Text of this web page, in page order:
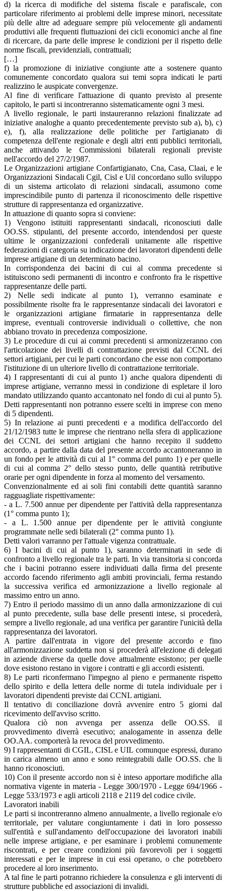
d) la ricerca di modifiche del sistema fiscale e parafiscale, con
particolare riferimento ai problemi delle imprese minori, necessitate
più delle altre ad adeguare sempre più velocemente gli andamenti
produttivi alle frequenti fluttuazioni dei cicli economici anche al fine
di ricercare, da parte delle imprese le condizioni per il rispetto delle
norme fiscali, previdenziali, contrattuali;
[…]
f) la promozione di iniziative congiunte atte a sostenere quanto
comunemente concordato qualora sui temi sopra indicati le parti
realizzino le auspicate convergenze.
Al fine di verificare l'attuazione di quanto previsto al presente
capitolo, le parti si incontreranno sistematicamente ogni 3 mesi.
A livello regionale, le parti instaureranno relazioni finalizzate ad
iniziative analoghe a quanto precedentemente previsto sub a), b), c)
e), f), alla realizzazione delle politiche per l'artigianato di
competenza dell'ente regionale e degli altri enti pubblici territoriali,
anche attivando le Commissioni bilaterali regionali previste
nell'accordo del 27/2/1987.
Le Organizzazioni artigiane Confartigianato, Cna, Casa, Claai, e le
Organizzazioni Sindacali Cgil, Cisl e Uil concordano sullo sviluppo
di un sistema articolato di relazioni sindacali, assumono come
imprescindibile punto di partenza il riconoscimento delle rispettive
strutture di rappresentanza ed organizzative.
In attuazione di quanto sopra si conviene:
1) Vengono istituiti rappresentanti sindacali, riconosciuti dalle
OO.SS. stipulanti, del presente accordo, intendendosi per queste
ultime le organizzazioni confederali unitamente alle rispettive
federazioni di categoria su indicazione dei lavoratori dipendenti delle
imprese artigiane di un determinato bacino.
In corrispondenza dei bacini di cui al comma precedente si
istituiscono sedi permanenti di incontro e confronto fra le rispettive
rappresentanze delle parti.
2) Nelle sedi indicate al punto 1), verranno esaminate e
possibilmente risolte fra le rappresentanze sindacali dei lavoratori e
le organizzazioni artigiane firmatarie in rappresentanza delle
imprese, eventuali controversie individuali o collettive, che non
abbiano trovato in precedenza composizione.
3) Le procedure di cui ai commi precedenti si armonizzeranno con
l'articolazione dei livelli di contrattazione previsti dal CCNL dei
settori artigiani, per cui le parti concordano che esse non comportano
l'istituzione di un ulteriore livello di contrattazione territoriale.
4) I rappresentanti di cui al punto 1) anche qualora dipendenti di
imprese artigiane, verranno messi in condizione di espletare il loro
mandato utilizzando quanto accantonato nel fondo di cui al punto 5).
Detti rappresentanti non potranno essere scelti in imprese con meno
di 5 dipendenti.
5) In relazione ai punti precedenti e a modifica dell'accordo del
21/12/1983 tutte le imprese che rientrano nella sfera di applicazione
dei CCNL dei settori artigiani che hanno recepito il suddetto
accordo, a partire dalla data del presente accordo accantoneranno in
un fondo per le attività di cui al 1° comma del punto 1) e per quelle
di cui al comma 2° dello stesso punto, delle quantità retributive
orarie per ogni dipendente in forza al momento del versamento.
Convenzionalmente ed ai soli fini contabili dette quantità saranno
ragguagliate rispettivamente:
- a L. 7.500 annue per dipendente per l'attività della rappresentanza
(1° comma punto 1);
- a L. 1.500 annue per dipendente per le attività congiunte
programmate nelle sedi bilaterali (2° comma punto 1).
Detti valori varranno per l'attuale vigenza contrattuale.
6) I bacini di cui al punto 1), saranno determinati in sede di
confronto a livello regionale tra le parti. In via transitoria si concorda
che i bacini potranno essere individuati dalla firma del presente
accordo facendo riferimento agli ambiti provinciali, ferma restando
la successiva verifica ed armonizzazione a livello regionale al
massimo entro un anno.
7) Entro il periodo massimo di un anno dalla armonizzazione di cui
al punto precedente, sulla base delle presenti intese, si procederà,
sempre a livello regionale, ad una verifica per garantire l'unicità della
rappresentanza dei lavoratori.
A partire dall'entrata in vigore del presente accordo e fino
all'armonizzazione suddetta non si procederà all'elezione di delegati
in aziende diverse da quelle dove attualmente esistono; per quelle
dove esistono restano in vigore i contratti e gli accordi esistenti.
8) Le parti riconfermano l'impegno al pieno e permanente rispetto
dello spirito e della lettera delle norme di tutela individuale per i
lavoratori dipendenti previste dai CCNL artigiani.
Il tentativo di conciliazione dovrà avvenire entro 5 giorni dal
ricevimento dell'avviso scritto.
Qualora ciò non avvenga per assenza delle OO.SS. il
provvedimento diverrà esecutivo; analogamente in assenza delle
OO.AA. comporterà la revoca del provvedimento.
9) I rappresentanti di CGIL, CISL e UIL comunque espressi, durano
in carica almeno un anno e sono reintegrabili dalle OO.SS. che li
hanno riconosciuti.
10) Con il presente accordo non si è inteso apportare modifiche alla
normativa vigente in materia - Legge 300/1970 - Legge 694/1966 -
Legge 533/1973 e agli articoli 2118 e 2119 del codice civile.
Lavoratori inabili
Le parti si incontreranno almeno annualmente, a livello regionale e/o
territoriale, per valutare congiuntamente i dati in loro possesso
sull'entità e sull'andamento dell'occupazione dei lavoratori inabili
nelle imprese artigiane, e per esaminare i problemi comunemente
riscontrati, e per creare condizioni più favorevoli per i soggetti
interessati e per le imprese in cui essi operano, o che potrebbero
procedere al loro inserimento.
A tal fine le parti potranno richiedere la consulenza e gli interventi di
strutture pubbliche ed associazioni di invalidi.